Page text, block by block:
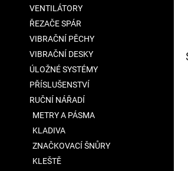
VENTILÁTORY
ŘEZAČE SPÁR
VIBRAČNÍ PĚCHY
VIBRAČNÍ DESKY
ÚLOŽNÉ SYSTÉMY
PŘÍSLUŠENSTVÍ
RUČNÍ NÁŘADÍ
METRY A PÁSMA
KLADIVA
ZNAČKOVACÍ ŠNŮRY
KLEŠTĚ